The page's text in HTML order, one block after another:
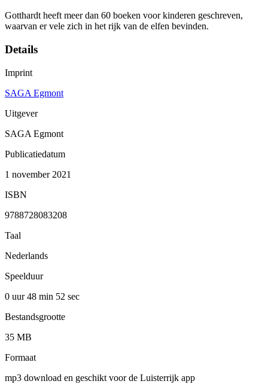
Gotthardt heeft meer dan 60 boeken voor kinderen geschreven,
waarvan er vele zich in het rijk van de elfen bevinden.
Details
Imprint
SAGA Egmont
Uitgever
SAGA Egmont
Publicatiedatum
1 november 2021
ISBN
9788728083208
Taal
Nederlands
Speelduur
0 uur 48 min 52 sec
Bestandsgrootte
35 MB
Formaat
mp3 download en geschikt voor de Luisterrijk app